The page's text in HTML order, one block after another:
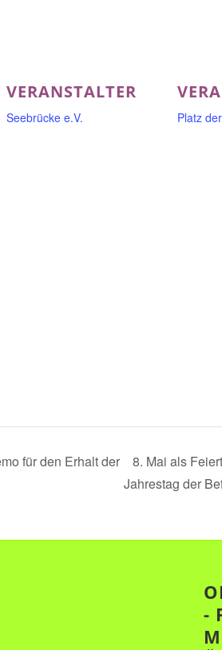
VERANSTALTER
Seebrücke e.V. Platz
für den Erhalt der
8. Mai als
Jahrestag der
-